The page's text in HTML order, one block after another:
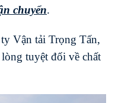
chuyển.
Vận tải Trọng Tấn,
tuyệt đối về chất